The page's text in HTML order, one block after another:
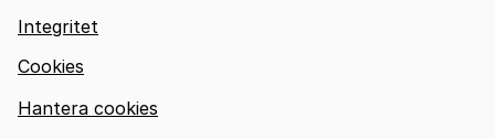
Integritet
Cookies
Hantera cookies